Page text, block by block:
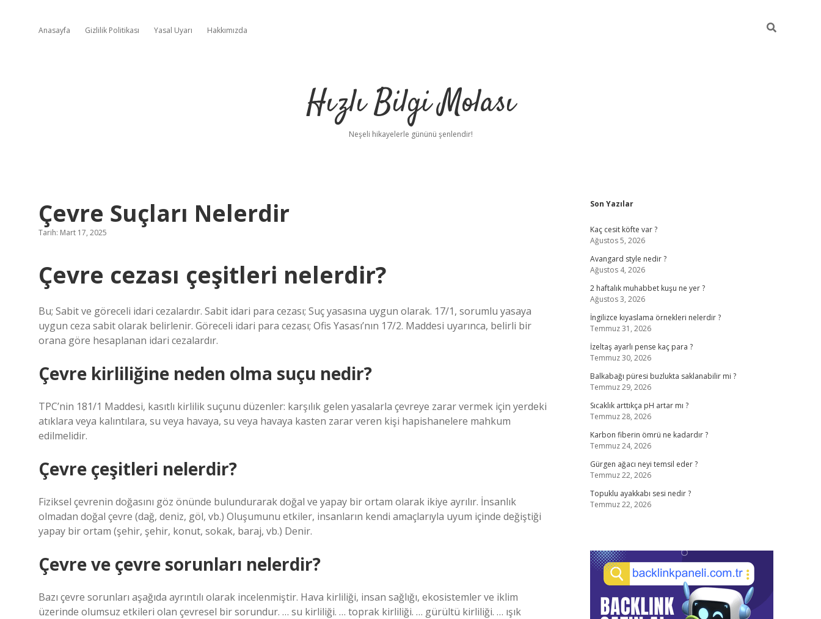
Anasayfa Gizlilik Politikası Yasal Uyarı Hakkımızda
Hızlı Bilgi Molası
Neşeli hikayelerle gününü şenlendir!
Çevre Suçları Nelerdir
Tarih: Mart 17, 2025
Çevre cezası çeşitleri nelerdir?
Bu; Sabit ve göreceli idari cezalardır. Sabit idari para cezası; Suç yasasına uygun olarak. 17/1, sorumlu yasaya
uygun ceza sabit olarak belirlenir. Göreceli idari para cezası; Ofis Yasası’nın 17/2. Maddesi uyarınca, belirli bir
orana göre hesaplanan idari cezalardır.
Çevre kirliliğine neden olma suçu nedir?
TPC’nin 181/1 Maddesi, kasıtlı kirlilik suçunu düzenler: karşılık gelen yasalarla çevreye zarar vermek için yerdeki
atıklara veya kalıntılara, su veya havaya, su veya havaya kasten zarar veren kişi hapishanelere mahkum
edilmelidir.
Çevre çeşitleri nelerdir?
Fiziksel çevrenin doğasını göz önünde bulundurarak doğal ve yapay bir ortam olarak ikiye ayrılır. İnsanlık
olmadan doğal çevre (dağ, deniz, göl, vb.) Oluşumunu etkiler, insanların kendi amaçlarıyla uyum içinde değiştiği
yapay bir ortam (şehir, şehir, konut, sokak, baraj, vb.) Denir.
Çevre ve çevre sorunları nelerdir?
Bazı çevre sorunları aşağıda ayrıntılı olarak incelenmiştir. Hava kirliliği, insan sağlığı, ekosistemler ve iklim
üzerinde olumsuz etkileri olan çevresel bir sorundur. … su kirliliği. … toprak kirliliği. … gürültü kirliliği. … ışık
Sidebar
Son Yazılar
Kaç cesit köfte var ?
Ağustos 5, 2026
Avangard style nedir ?
Ağustos 4, 2026
2 haftalık muhabbet kuşu ne yer ?
Ağustos 3, 2026
İngilizce kıyaslama örnekleri nelerdir ?
Temmuz 31, 2026
İzeltaş ayarlı pense kaç para ?
Temmuz 30, 2026
Balkabağı püresi buzlukta saklanabilir mi ?
Temmuz 29, 2026
Sıcaklık arttıkça pH artar mı ?
Temmuz 28, 2026
Karbon fiberin ömrü ne kadardır ?
Temmuz 24, 2026
Gürgen ağacı neyi temsil eder ?
Temmuz 22, 2026
Topuklu ayakkabı sesi nedir ?
Temmuz 22, 2026
https://hiltonbet-giris.com/